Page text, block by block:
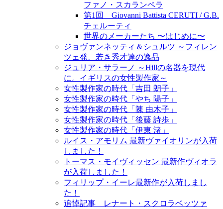
ファノ・スカランペラ
第1回 Giovanni Battista CERUTI / G.B.
チェルーティ
世界のメーカーたち 〜はじめに〜
ジョヴァンネッティ＆シュルツ ～フィレン
ツェ発、若き秀才達の逸品
ジュリア・サラーノ ～Hillの名器を現代
に。イギリスの女性製作家～
女性製作家の時代「吉田 朗子」
女性製作家の時代「やち 陽子」
女性製作家の時代「陳 由木子」
女性製作家の時代「後藤 詩歩」
女性製作家の時代「伊東 渚」
ルイス・アモリム 最新ヴァイオリンが入荷
しました！
トーマス・モイヴィッセン 最新作ヴィオラ
が入荷しました！
フィリップ・イーレ最新作が入荷しまし
た！
追悼記事 レナート・スクロラベッツァ